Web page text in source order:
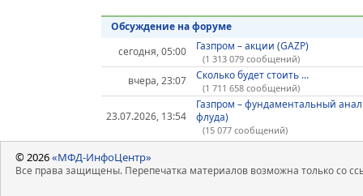
Обсуждение на форуме
сегодня, 05:00
Газпром – акции (GAZP)
(1 313 079 сообщений)
вчера, 23:07 Сколько будет стоить ...
(1 711 658 сообщений)
23.07.2026, 13:54
Газпром – фундаментальный
флуда)
(15 077 сообщений)
© 2026«МФД-ИнфоЦентр»
Все права защищены. Перепечатка материалов возможна только со